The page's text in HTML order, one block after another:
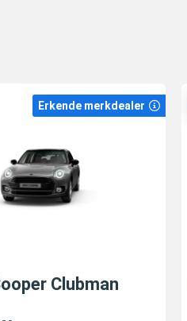
Erkende merkdealer
Clubman